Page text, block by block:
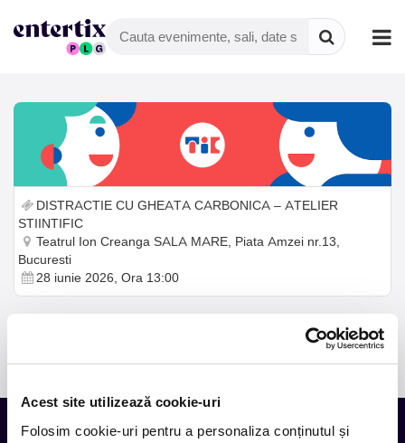
Acest site utilizează cookie-uri
Folosim cookie-uri pentru a personaliza conținutul și
DISTRACTIE CU GHEATA CARBONICA – ATELIER
STIINTIFIC
Teatrul Ion Creanga SALA MARE, Piata Amzei nr.13,
Bucuresti
28 iunie 2026, Ora 13:00